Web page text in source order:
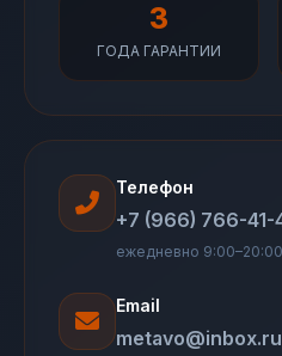
3
ГОДА ГАРАНТИИ
Телефон
+7 (966) 766-41-
ежедневно 9:00–20:00
Email
metavo@inbox.ru